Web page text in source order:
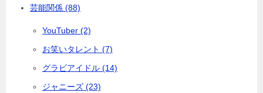
芸能関係 (88)
YouTuber (2)
お笑いタレント (7)
グラビアイドル (14)
ジャニーズ (23)